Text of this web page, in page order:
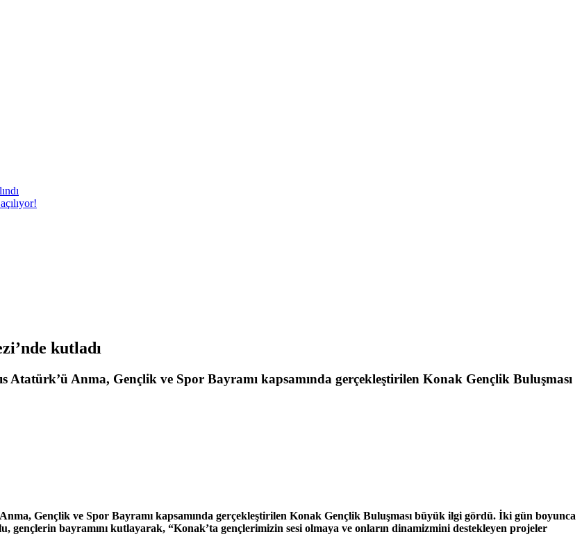
kutladı
Atatürk’ü Anma, Gençlik ve Spor Bayramı kapsamında gerçekleştirilen Konak Gençlik Buluşması
Gençlik ve Spor Bayramı kapsamında gerçekleştirilen Konak Gençlik Buluşması büyük ilgi gördü. İki gün boyunca
gençlerin bayramını kutlayarak, “Konak’ta gençlerimizin sesi olmaya ve onların dinamizmini destekleyen projeler